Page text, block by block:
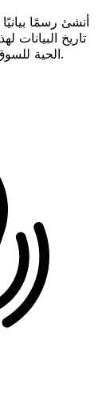
أنشئ رسمًا
تاريخ البيانات
الحية للسوق المتوسط، وهي سهلة الاستخدام وموثوقة تمامًا.